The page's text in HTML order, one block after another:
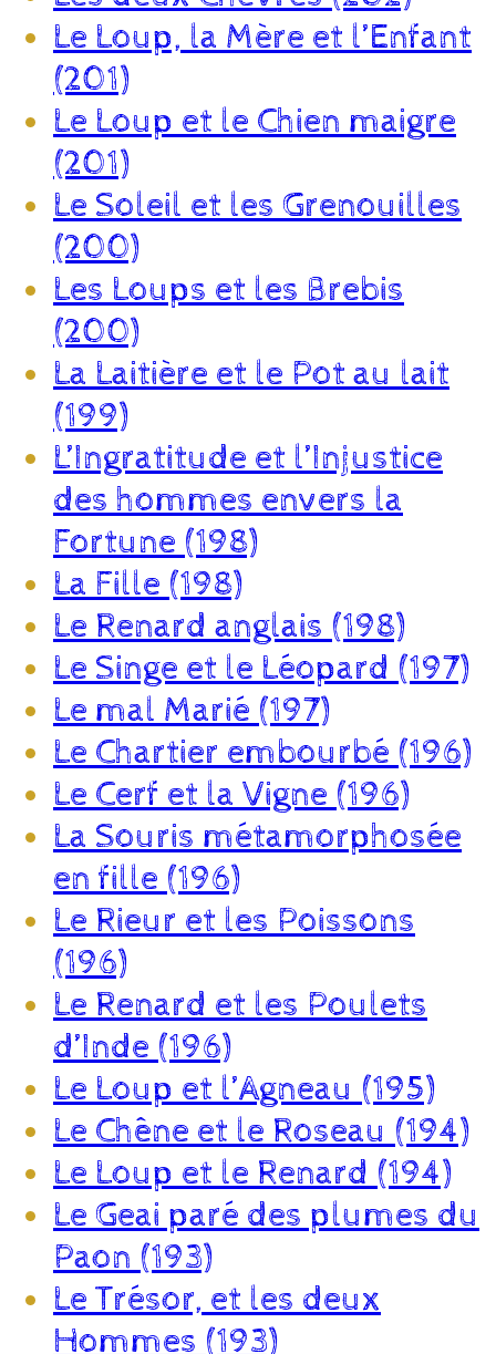
Le Loup, la Mère et l’Enfant
(201)
Le Loup et le Chien maigre
(201)
Le Soleil et les Grenouilles
(200)
Les Loups et les Brebis
(200)
La Laitière et le Pot au lait
(199)
L’Ingratitude et l’Injustice
des hommes envers la
Fortune (198)
La Fille (198)
Le Renard anglais (198)
Le Singe et le Léopard (197)
Le mal Marié (197)
Le Chartier embourbé (196)
Le Cerf et la Vigne (196)
La Souris métamorphosée
en fille (196)
Le Rieur et les Poissons
(196)
Le Renard et les Poulets
d’Inde (196)
Le Loup et l’Agneau (195)
Le Chêne et le Roseau (194)
Le Loup et le Renard (194)
Le Geai paré des plumes du
Paon (193)
Le Trésor, et les deux
Hommes (193)